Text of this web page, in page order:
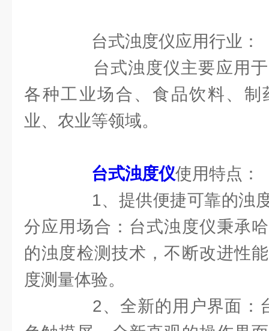
台式浊度仪应用行业：
台式浊度仪主要应用于
各种工业场合、食品饮料、
业、农业等领域。
台式浊度仪使用特点：
1、提供便捷可靠的浊度
分应用场合：台式浊度仪秉承
的浊度检测技术，不断改进性
度测量体验。
2、全新的用户界面：